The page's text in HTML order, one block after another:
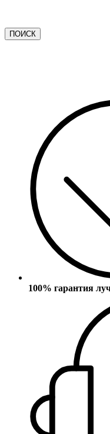
ПОИСК
100% гарантия